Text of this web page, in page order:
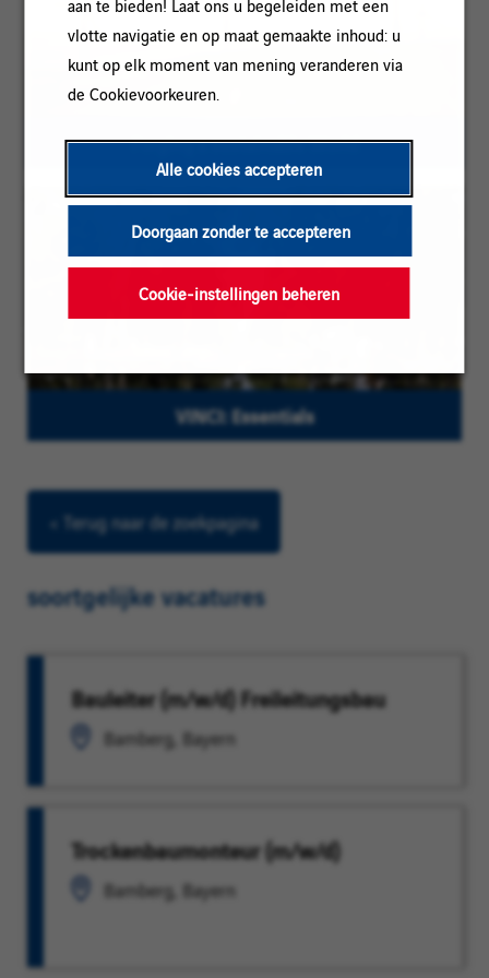
aan te bieden! Laat ons u begeleiden met een
vlotte navigatie en op maat gemaakte inhoud: u
kunt op elk moment van mening veranderen via
de Cookievoorkeuren.
Alle cookies accepteren
Doorgaan zonder te accepteren
Cookie-instellingen beheren
Forging a sustainable World
VINCI: Essentials
< Terug naar de zoekpagina
soortgelijke vacatures
Bauleiter (m/w/d) Freileitungsbau
Bamberg, Bayern
Trockenbaumonteur (m/w/d)
Bamberg, Bayern